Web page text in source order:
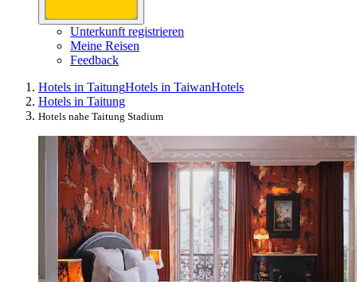
Unterkunft registrieren
Meine Reisen
Feedback
Hotels in TaitungHotels in TaiwanHotels
Hotels in Taitung
Hotels nahe Taitung Stadium